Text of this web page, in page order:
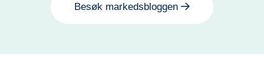
Besøk markedsbloggen